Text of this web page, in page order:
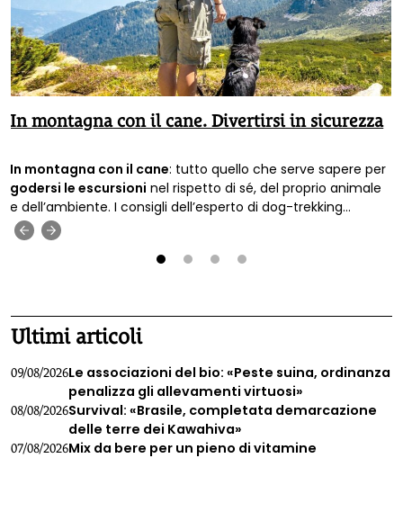
In montagna con il cane. Divertirsi in sicurezza
In montagna con il cane: tutto quello che serve sapere per
godersi le escursioni nel rispetto di sé, del proprio animale
e dell’ambiente. I consigli dell’esperto di dog-trekking
Francesco Scagliotti.
Ultimi articoli
09/08/2026Le associazioni del bio: «Peste suina, ordinanza
penalizza gli allevamenti virtuosi»
08/08/2026Survival: «Brasile, completata demarcazione
delle terre dei Kawahiva»
07/08/2026Mix da bere per un pieno di vitamine